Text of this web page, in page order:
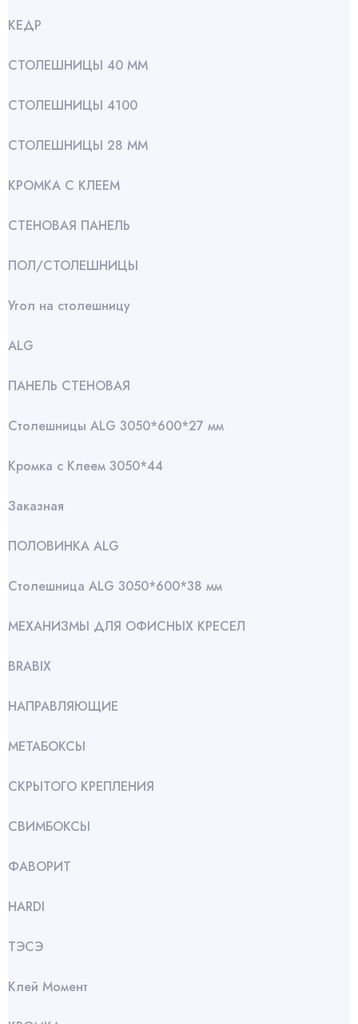
КЕДР
СТОЛЕШНИЦЫ 40 ММ
СТОЛЕШНИЦЫ 4100
СТОЛЕШНИЦЫ 28 ММ
КРОМКА С КЛЕЕМ
СТЕНОВАЯ ПАНЕЛЬ
ПОЛ/СТОЛЕШНИЦЫ
Угол на столешницу
АLG
ПАНЕЛЬ СТЕНОВАЯ
Столешницы ALG 3050*600*27 мм
Кромка с Клеем 3050*44
Заказная
ПОЛОВИНКА ALG
Столешница ALG 3050*600*38 мм
МЕХАНИЗМЫ ДЛЯ ОФИСНЫХ КРЕСЕЛ
BRABIX
НАПРАВЛЯЮЩИЕ
МЕТАБОКСЫ
СКРЫТОГО КРЕПЛЕНИЯ
СВИМБОКСЫ
ФАВОРИТ
HARDI
ТЭСЭ
Клей Момент